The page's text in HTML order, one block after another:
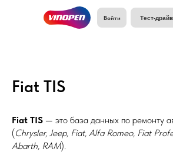
Тест-драйв
Войти
Fiat TIS
Fiat TIS — это база данных по ремонту
(Chrysler, Jeep, Fiat, Alfa Romeo, Fiat
Abarth, RAM).